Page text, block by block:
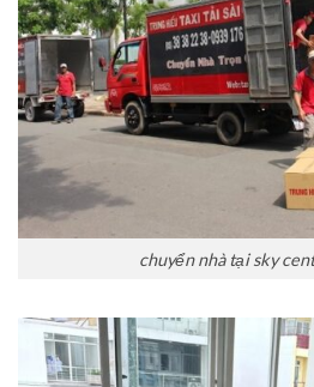
chuyển nhà tại sky